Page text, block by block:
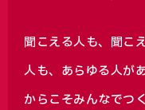
聞こえる人も、聞こ
人も、あらゆる人が
からこそみんなでつ